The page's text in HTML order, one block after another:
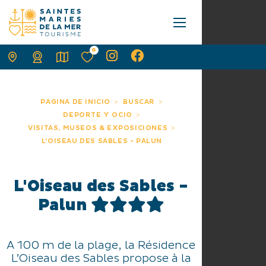
PAGINA DE INICIO
BUSCAR
DEPORTE Y OCIO
VISITAS, MUSEOS & EXPOSICIONES
L'OISEAU DES SABLES - PALUN
L'Oiseau des Sables -
Palun
A 100 m de la plage, la Résidence
L’Oiseau des Sables propose à la
0